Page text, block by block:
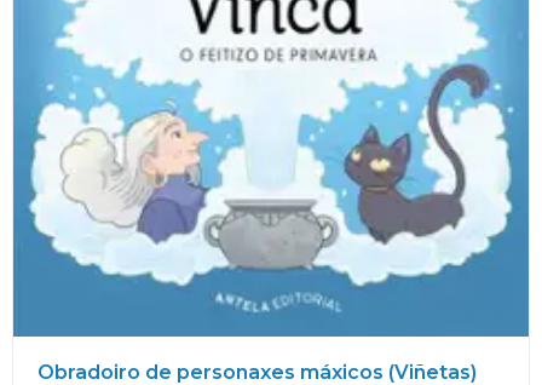
Obradoiro de personaxes máxicos (Viñetas)